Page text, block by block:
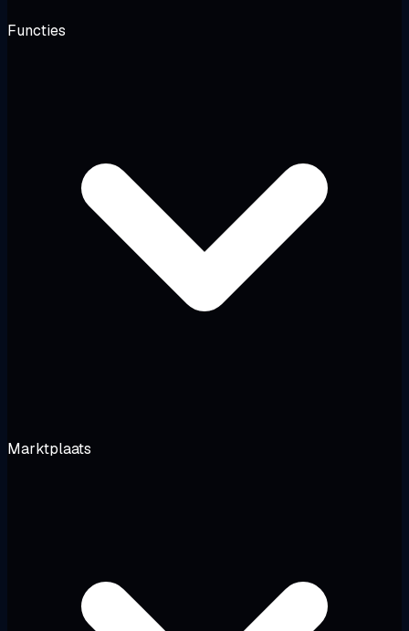
Functies
Marktplaats